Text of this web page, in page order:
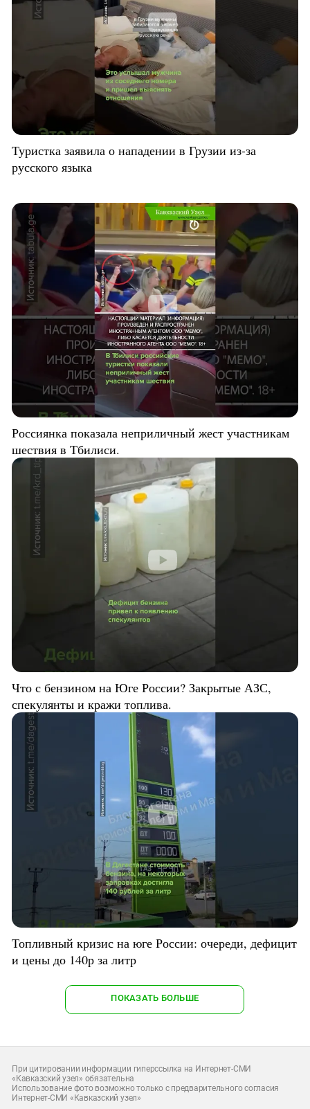
Туристка заявила о нападении в Грузии из-за
русского языка
Россиянка показала неприличный жест участникам
шествия в Тбилиси.
Что с бензином на Юге России? Закрытые АЗС,
спекулянты и кражи топлива.
Топливный кризис на юге России: очереди, дефицит
и цены до 140р за литр
ПОКАЗАТЬ БОЛЬШЕ
При цитировании информации гиперссылка на Интернет-СМИ
«Кавказский узел» обязательна
Использование фото возможно только с предварительного согласия
Интернет-СМИ «Кавказский узел»